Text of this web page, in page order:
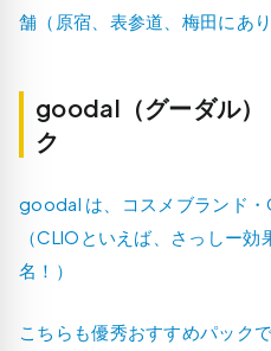
舗（原宿、表参道、梅田にあ
goodal（グーダル
ク
goodal は、コスメブランド・
（CLIOといえば、さっしー
名！）
こちらも優秀おすすめパックで